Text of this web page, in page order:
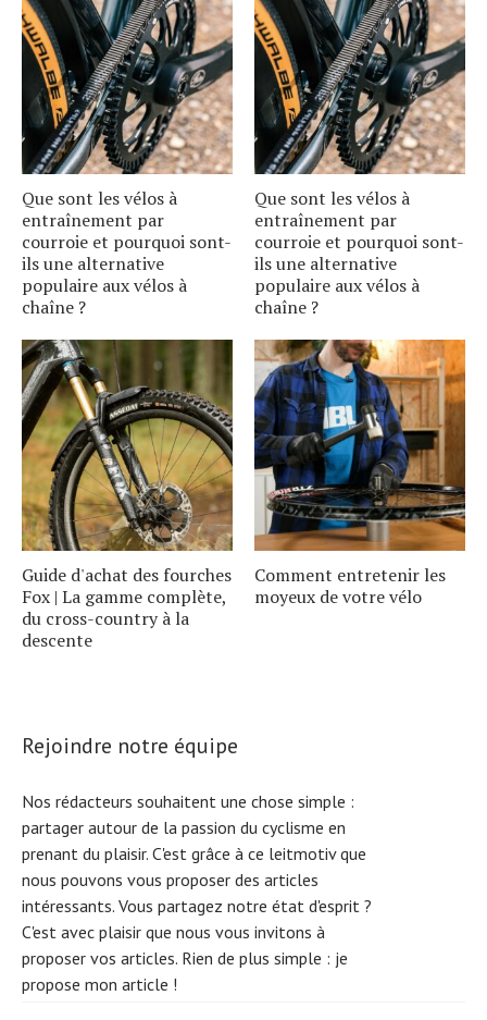
Que sont les vélos à
entraînement par
courroie et pourquoi sont-
ils une alternative
populaire aux vélos à
chaîne ?
Que sont les vélos à
entraînement par
courroie et pourquoi sont-
ils une alternative
populaire aux vélos à
chaîne ?
Guide d'achat des fourches
Fox | La gamme complète,
du cross-country à la
descente
Comment entretenir les
moyeux de votre vélo
Rejoindre notre équipe
Nos rédacteurs souhaitent une chose simple :
partager autour de la passion du cyclisme en
prenant du plaisir. C'est grâce à ce leitmotiv que
nous pouvons vous proposer des articles
intéressants. Vous partagez notre état d'esprit ?
C'est avec plaisir que nous vous invitons à
proposer vos articles. Rien de plus simple : je
propose mon article !